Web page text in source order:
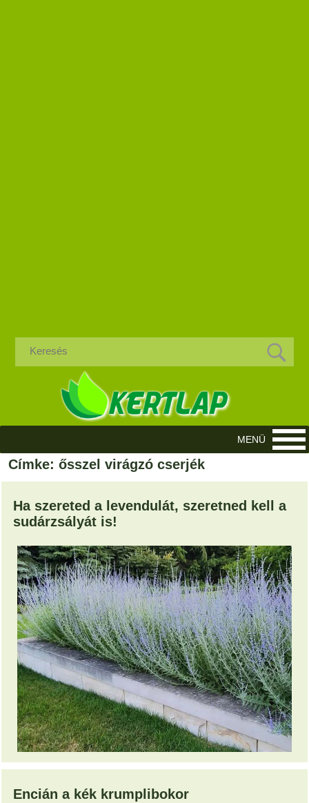
Címke: ősszel virágzó cserjék
Ha szereted a levendulát, szeretned kell a
sudárzsályát is!
Encián a kék krumplibokor